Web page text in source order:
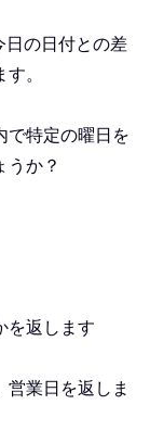
日の日付との差
。
で特定の曜日を
うか？
を返します
業日を返しま